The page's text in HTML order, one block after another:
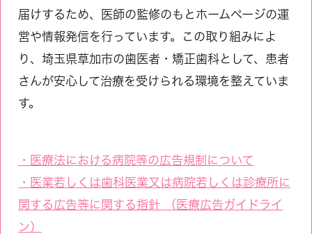
届けするため、医師の監修のもとホームページの運
営や情報発信を行っています。この取り組みによ
り、埼玉県草加市の歯医者・矯正歯科として、患者
さんが安心して治療を受けられる環境を整えていま
す。
・医療法における病院等の広告規制について
・医業若しくは歯科医業又は病院若しくは診療所に
関する広告等に関する指針 （医療広告ガイドライ
ン）